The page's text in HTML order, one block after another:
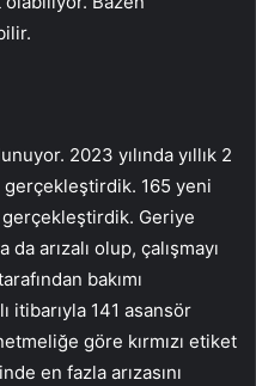
2023 yılında yıllık 2
165 yeni
Geriye
arızalı olup, çalışmayı
bakımı
itibarıyla 141 asansör
göre kırmızı etiket
en fazla arızasını